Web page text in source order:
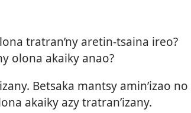
tratran’ny aretin-tsaina ireo?
olona akaiky anao?
Betsaka mantsy amin’izao no
akaiky azy tratran’izany.